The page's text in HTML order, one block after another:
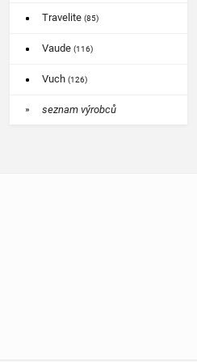
Travelite (85)
Vaude (116)
Vuch (126)
seznam výrobců